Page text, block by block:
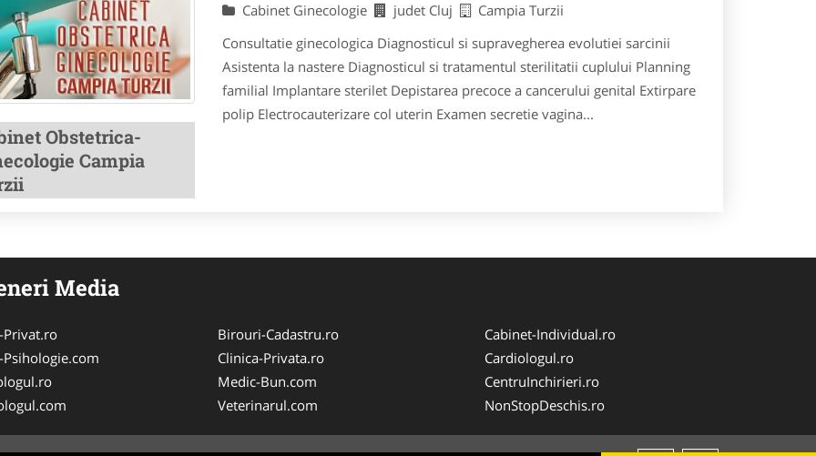
Obstetrica-
Campia
Cabinet Ginecologie judet Cluj
Campia Turzii
Consultatie ginecologica Diagnosticul si supravegherea evolutiei sarcinii
Asistenta la nastere Diagnosticul si tratamentul sterilitatii cuplului Planning
familial Implantare sterilet Depistarea precoce a cancerului genital Extirpare
polip Electrocauterizare col uterin Examen secretie vagina...
Media
Privat.ro
Birouri-Cadastru.ro
Clinica-Privata.ro
Medic-Bun.com
Veterinarul.com
Cabinet-Individual.ro
Cardiologul.ro
CentruInchirieri.ro
NonStopDeschis.ro